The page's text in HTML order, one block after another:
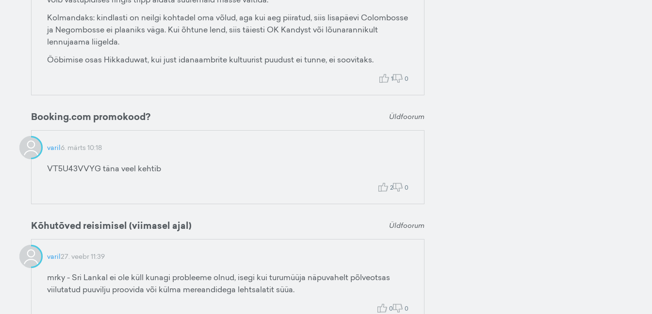
Kolmandaks: kindlasti on neilgi kohtadel oma võlud, aga kui aeg piiratud, siis lisapäevi Colombosse
ja Negombosse ei plaaniks väga. Kui õhtune lend, siis täiesti OK Kandyst või lõunarannikult
lennujaama liigelda.
Ööbimise osas Hikkaduwat, kui just idanaambrite kultuurist puudust ei tunne, ei soovitaks.
1 0
Booking.com promokood? Üldfoorum
varil6. märts 10:18
VT5U43VVYG täna veel kehtib
2 0
Kõhutõved reisimisel (viimasel ajal) Üldfoorum
varil27. veebr 11:39
mrky - Sri Lankal ei ole küll kunagi probleeme olnud, isegi kui turumüüja näpuvahelt põlveotsas
viilutatud puuvilju proovida või külma mereandidega lehtsalatit süüa.
0 0